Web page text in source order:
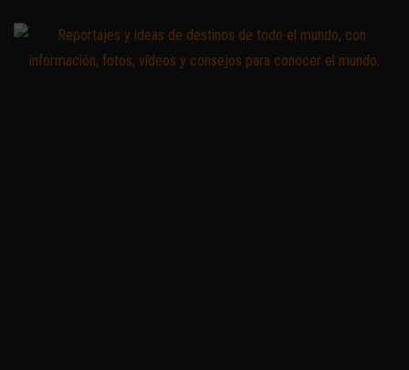
contenido